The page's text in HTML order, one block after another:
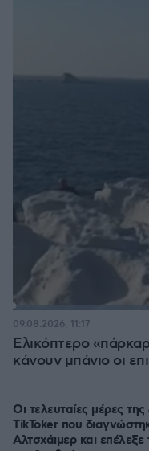
Ελικόπτερο
κάνουν μπάνιο οι
09.08.2026, 11:17
Οι τελευταίες μέρες
TikToker που
Αλτσχάιμερ και επέλεξε